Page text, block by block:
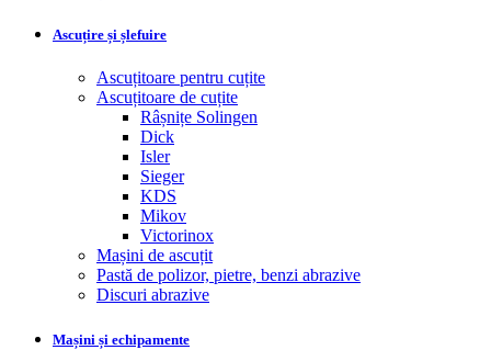
Ascuțire și șlefuire
Ascuțitoare pentru cuțite
Ascuțitoare de cuțite
Râșnițe Solingen
Dick
Isler
Sieger
KDS
Mikov
Victorinox
Mașini de ascuțit
Pastă de polizor, pietre, benzi abrazive
Discuri abrazive
Mașini și echipamente